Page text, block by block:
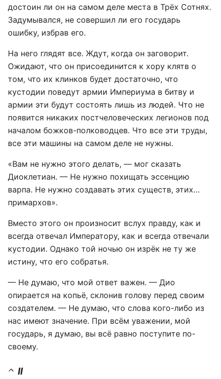
достоин ли он на самом деле места в Трёх Сотнях.
Задумывался, не совершил ли его государь
ошибку, избрав его.
На него глядят все. Ждут, когда он заговорит.
Ожидают, что он присоединится к хору клятв о
том, что их клинков будет достаточно, что
кустодии поведут армии Империума в битву и
армии эти будут состоять лишь из людей. Что не
появится никаких постчеловеческих легионов под
началом божков-полководцев. Что все эти труды,
все эти машины на самом деле не нужны.
«Вам не нужно этого делать, — мог сказать
Диоклетиан. — Не нужно похищать эссенцию
варпа. Не нужно создавать этих существ, этих…
примархов».
Вместо этого он произносит вслух правду, как и
всегда отвечал Императору, как и всегда отвечали
кустодии. Однако той ночью он изрёк не ту же
истину, что его собратья.
— Не думаю, что мой ответ важен. — Дио
опирается на копьё, склонив голову перед своим
создателем. — Не думаю, что слова кого-либо из
нас имеют значение. При всём уважении, мой
государь, я думаю, вы всё равно поступите по-
своему.
II